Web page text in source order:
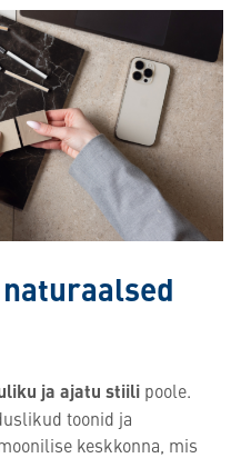
ja ajatu stiili poole.
toonid ja
keskkonna, mis